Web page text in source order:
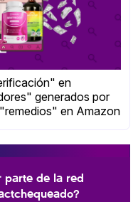
en
generados por
en Amazon
parte de la red